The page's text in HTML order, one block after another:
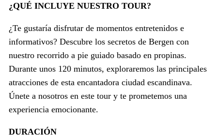
¿QUÉ INCLUYE NUESTRO TOUR?
¿Te gustaría disfrutar de momentos entretenidos e
informativos? Descubre los secretos de Bergen con
nuestro recorrido a pie guiado basado en propinas.
Durante unos 120 minutos, exploraremos las principales
atracciones de esta encantadora ciudad escandinava.
Únete a nosotros en este tour y te prometemos una
experiencia emocionante.
DURACIÓN